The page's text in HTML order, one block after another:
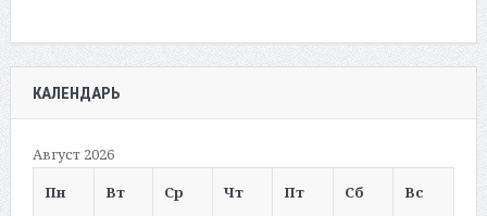
КАЛЕНДАРЬ
Август 2026
Пн
Вт Ср Чт Пт Сб Вс